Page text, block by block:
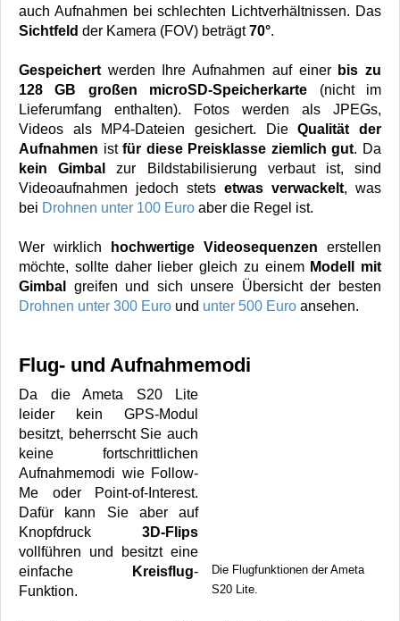
auch Aufnahmen bei schlechten Lichtverhältnissen. Das
Sichtfeld der Kamera (FOV) beträgt70°.
Gespeichert werden Ihre Aufnahmen auf einer bis zu
128 GB großen microSD-Speicherkarte (nicht im
Lieferumfang enthalten). Fotos werden als JPEGs,
Videos als MP4-Dateien gesichert. DieQualität der
Aufnahmen istfür diese Preisklasse ziemlich gut. Da
kein Gimbal
zur Bildstabilisierung verbaut ist, sind
Videoaufnahmen jedoch stets etwas verwackelt, was
bei Drohnen unter 100 Euro aber die Regel ist.
Wer wirklich hochwertige Videosequenzen erstellen
möchte, sollte daher lieber gleich zu einem Modell mit
Gimbal
greifen und sich unsere Übersicht der besten
Drohnen unter 300 Euro und unter 500 Euro ansehen.
Flug- und Aufnahmemodi
Die Flugfunktionen der Ameta
S20 Lite.
Da die Ameta S20 Lite
leider kein GPS-Modul
besitzt, beherrscht Sie auch
keine fortschrittlichen
Aufnahmemodi wie Follow-
Me oder Point-of-Interest.
Dafür kann Sie aber auf
Knopfdruck 3D-Flips
vollführen und besitzt eine
einfache
Kreisflug-
Funktion.